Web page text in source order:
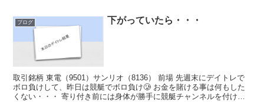
ブログ 下がっていたら・・・
取引銘柄 東電（9501）サンリオ（8136） 前場 先週末にデイトレで
ボロ負けして、昨日は競艇でボロ負け🥲 お金を賭ける事は何もした
くない・・・ 寄り付き前には身体が勝手に競艇チャンネルを付け、